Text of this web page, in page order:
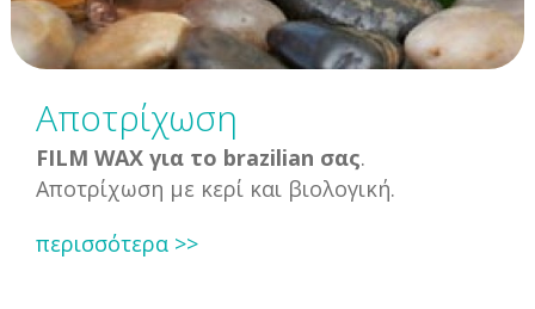
Αποτρίχωση
FILM WAX για το brazilian σας.
Αποτρίχωση με κερί και βιολογική.
περισσότερα >>